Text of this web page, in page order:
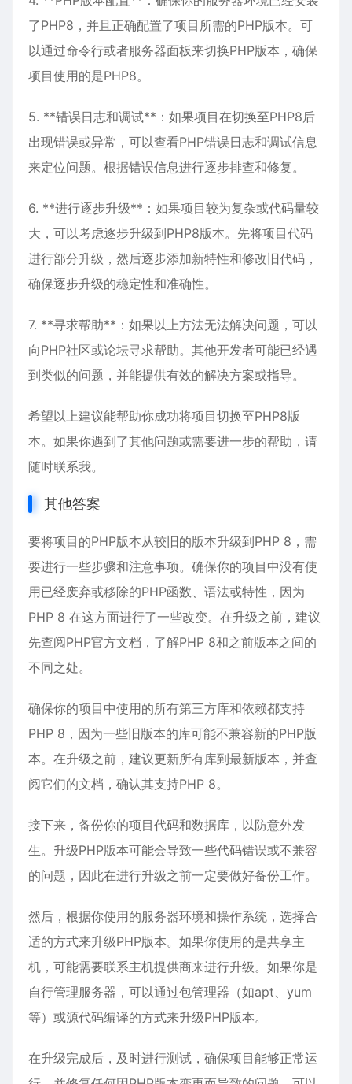
了PHP8，并且正确配置了项目所需的PHP版本。可
以通过命令行或者服务器面板来切换PHP版本，确保
项目使用的是PHP8。
5. **错误日志和调试**：如果项目在切换至PHP8后
出现错误或异常，可以查看PHP错误日志和调试信息
来定位问题。根据错误信息进行逐步排查和修复。
6. **进行逐步升级**：如果项目较为复杂或代码量较
大，可以考虑逐步升级到PHP8版本。先将项目代码
进行部分升级，然后逐步添加新特性和修改旧代码，
确保逐步升级的稳定性和准确性。
7. **寻求帮助**：如果以上方法无法解决问题，可以
向PHP社区或论坛寻求帮助。其他开发者可能已经遇
到类似的问题，并能提供有效的解决方案或指导。
希望以上建议能帮助你成功将项目切换至PHP8版
本。如果你遇到了其他问题或需要进一步的帮助，请
随时联系我。
其他答案
要将项目的PHP版本从较旧的版本升级到PHP 8，需
要进行一些步骤和注意事项。确保你的项目中没有使
用已经废弃或移除的PHP函数、语法或特性，因为
PHP 8 在这方面进行了一些改变。在升级之前，建议
先查阅PHP官方文档，了解PHP 8和之前版本之间的
不同之处。
确保你的项目中使用的所有第三方库和依赖都支持
PHP 8，因为一些旧版本的库可能不兼容新的PHP版
本。在升级之前，建议更新所有库到最新版本，并查
阅它们的文档，确认其支持PHP 8。
接下来，备份你的项目代码和数据库，以防意外发
生。升级PHP版本可能会导致一些代码错误或不兼容
的问题，因此在进行升级之前一定要做好备份工作。
然后，根据你使用的服务器环境和操作系统，选择合
适的方式来升级PHP版本。如果你使用的是共享主
机，可能需要联系主机提供商来进行升级。如果你是
自行管理服务器，可以通过包管理器（如apt、yum
等）或源代码编译的方式来升级PHP版本。
在升级完成后，及时进行测试，确保项目能够正常运